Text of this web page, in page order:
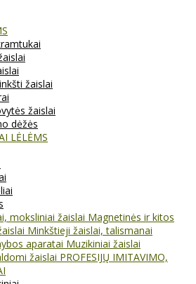
žaislai
žaislai
dėžės
LĖLĖMS
moksliniai žaislai Magnetinės ir kitos
Minkštieji žaislai, talismanai
aparatai Muzikiniai žaislai
žaislai PROFESIJŲ IMITAVIMO,